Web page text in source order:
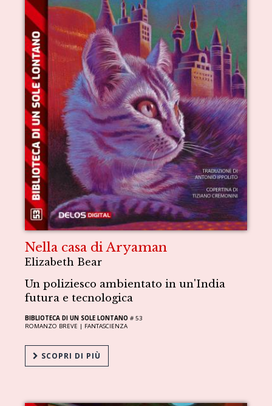
Nella casa di Aryaman
Elizabeth Bear
Un poliziesco ambientato in un'India
futura e tecnologica
BIBLIOTECA DI UN SOLE LONTANO # 53
ROMANZO BREVE | FANTASCIENZA
SCOPRI DI PIÙ